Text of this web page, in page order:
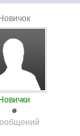
Новичок
Новички